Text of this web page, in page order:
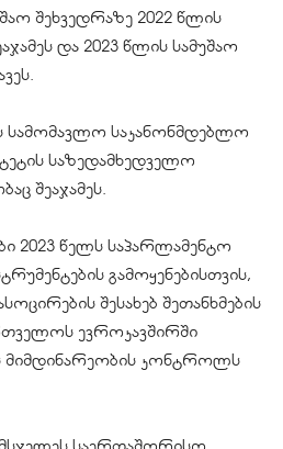
შეხვედრაზე 2022 წლის
და 2023 წლის სამუშაო
სამომავლო საკანონმდებლო
საზედამხედველო
შეაჯამეს.
2023 წელს საპარლამენტო
გამოყენებისთვის,
შესახებ შეთანხმების
ევროკავშირში
მიმდინარეობის კონტროლს